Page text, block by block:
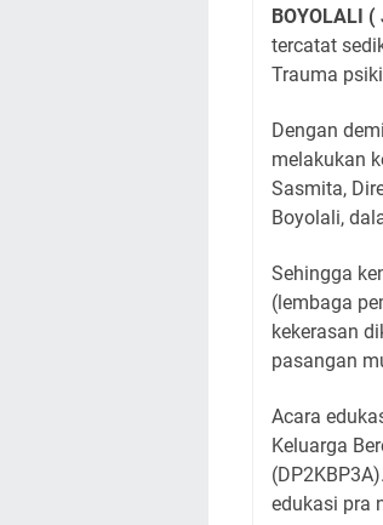
BOYOLALI (
tercatat
Trauma
Dengan
melakukan
Sasmita,
Boyolali,
Sehingga
(lembaga
kekerasan
pasangan
Acara
Keluarga
edukasi pra